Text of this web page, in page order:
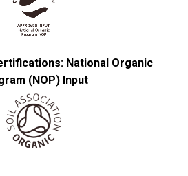
National Organic
(NOP) Input